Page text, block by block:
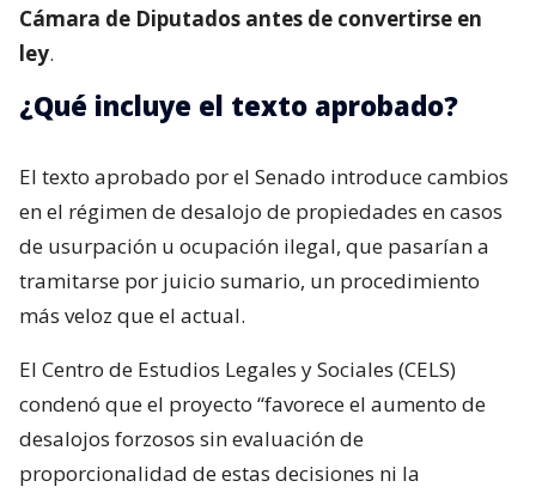
Cámara de Diputados antes de convertirse en
ley.
¿Qué incluye el texto aprobado?
El texto aprobado por el Senado introduce cambios
en el régimen de desalojo de propiedades en casos
de usurpación u ocupación ilegal, que pasarían a
tramitarse por juicio sumario, un procedimiento
más veloz que el actual.
El Centro de Estudios Legales y Sociales (CELS)
condenó que el proyecto “favorece el aumento de
desalojos forzosos sin evaluación de
proporcionalidad de estas decisiones ni la